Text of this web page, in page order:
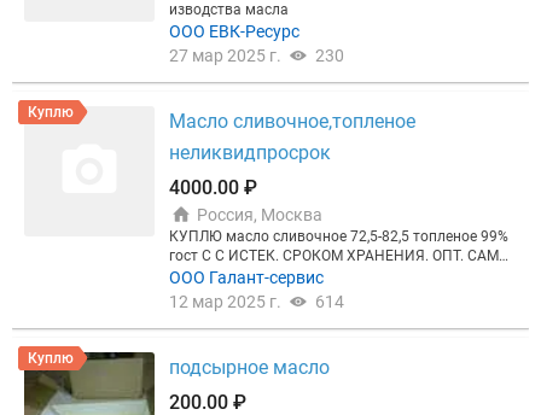
изводства масла
ООО ЕВК-Ресурс
27 мар 2025 г.
230
Куплю
Масло сливочное,топленое
неликвидпросрок
4000.00 ₽
Россия, Москва
КУПЛЮ масло сливочное 72,5-82,5 топленое 99%
гост С С ИСТЕК. СРОКОМ ХРАНЕНИЯ. ОПТ. САМОВ
ЫВОЗ Компания осуществляет экстренный выкуп
партий продуктов питания: с истекающим сроко
м хранения, складских остатков, неликвидов, неп
рофильных активов. тел: Дмитрий Анатольевич
ООО Галант-сервис
12 мар 2025 г.
614
Куплю
подсырное масло
200.00 ₽